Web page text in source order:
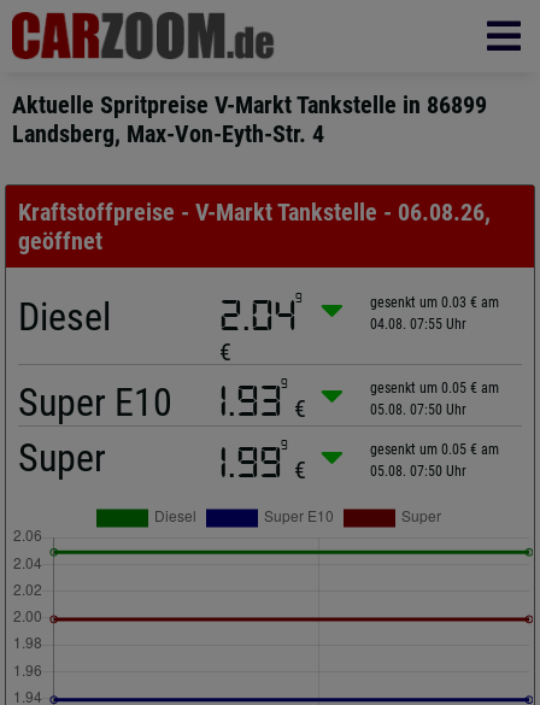
Aktuelle Spritpreise V-Markt Tankstelle in 86899
Landsberg, Max-Von-Eyth-Str. 4
Kraftstoffpreise - V-Markt Tankstelle - 06.08.26,
geöffnet
Diesel 2.049
€
gesenkt um 0.03 € am
04.08. 07:55 Uhr
Super E10 1.939
€
gesenkt um 0.05 € am
05.08. 07:50 Uhr
Super 1.999
€
gesenkt um 0.05 € am
05.08. 07:50 Uhr